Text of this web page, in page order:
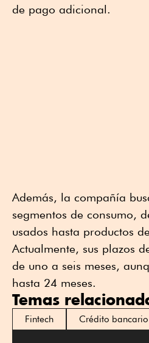
de pago adicional.
Además, la compañía
segmentos de consumo,
usados hasta productos
Actualmente, sus plazos
de uno a seis meses,
hasta 24 meses.
Temas
Fintech Crédito bancario